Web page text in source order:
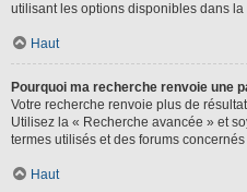
utilisant les options disponibles dans
Haut
Pourquoi ma recherche renvoie une
Votre recherche renvoie plus de
Utilisez la « Recherche avancée » et
termes utilisés et des forums
Haut